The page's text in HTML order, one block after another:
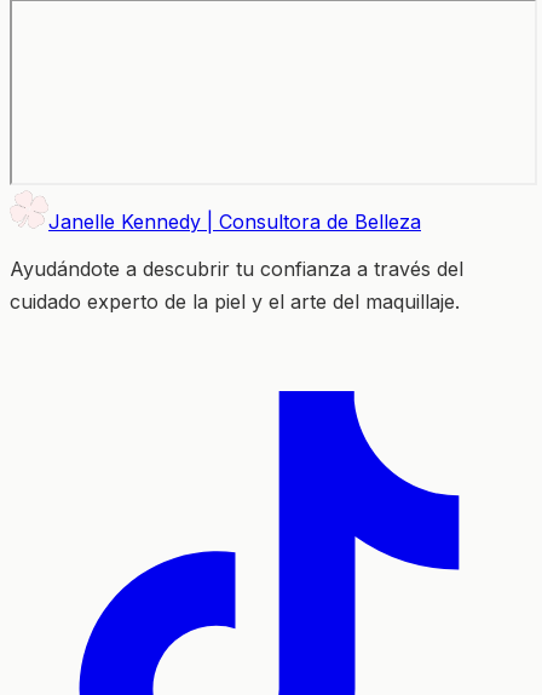
Janelle Kennedy | Consultora de Belleza
Ayudándote a descubrir tu confianza a través del
cuidado experto de la piel y el arte del maquillaje.